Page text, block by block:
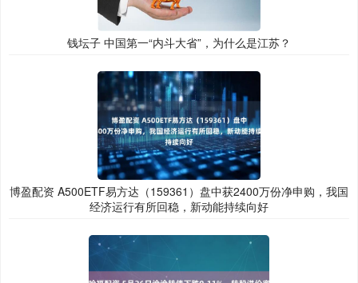
钱坛子 中国第一“内斗大省”，为什么是江苏？
博盈配资 A500ETF易方达（159361）盘中获2400万份净申购，我国
经济运行有所回稳，新动能持续向好